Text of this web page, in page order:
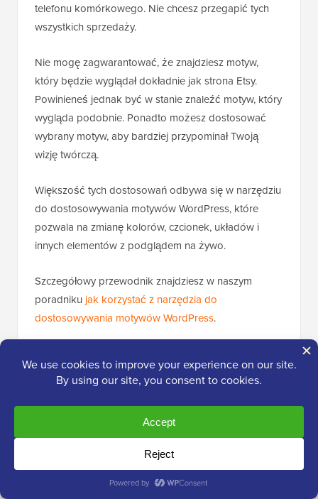
telefonu komórkowego. Nie chcesz przegapić tych
wszystkich sprzedaży.
Nie mogę zagwarantować, że znajdziesz motyw,
który będzie wyglądał dokładnie jak strona Etsy.
Powinieneś jednak być w stanie znaleźć motyw, który
wygląda podobnie. Ponadto możesz dostosować
wybrany motyw, aby bardziej przypominał Twoją
wizję twórczą.
Większość tych dostosowań odbywa się w narzędziu
do dostosowywania motywów WordPress, które
pozwala na zmianę kolorów, czcionek, układów i
innych elementów z podglądem na żywo.
Szczegółowy przewodnik znajdziesz w naszym
poradniku jak korzystać z narzędzia do
dostosowywania motywów WordPress.
Lub, jeśli zdecydujesz się na motyw blokowy,